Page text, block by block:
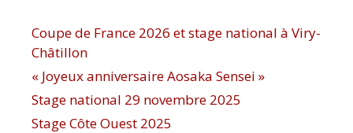
Coupe de France 2026 et stage national à Viry-
Châtillon
« Joyeux anniversaire Aosaka Sensei »
Stage national 29 novembre 2025
Stage Côte Ouest 2025